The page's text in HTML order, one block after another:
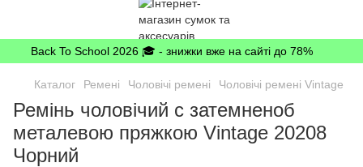
Back To School 2026 🎓 - знижки вже на сайті до 78%
Каталог Ремені Чоловічі ремені Чоловічі ремені Vintage
Ремінь чоловічий c затемненоб
металевою пряжкою Vintage 20208
Чорний